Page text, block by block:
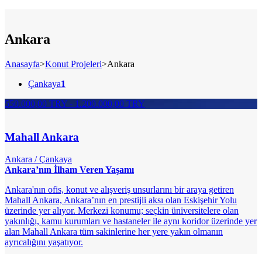
Ankara
Anasayfa>Konut Projeleri>Ankara
Çankaya1
550.000,00 TRY - 1.200.000,00 TRY
Mahall Ankara
Ankara / Çankaya
Ankara’nın İlham Veren Yaşamı
Ankara'nın ofis, konut ve alışveriş unsurlarını bir araya getiren
Mahall Ankara, Ankara’nın en prestijli aksı olan Eskişehir Yolu
üzerinde yer alıyor. Merkezi konumu; seçkin üniversitelere olan
yakınlığı, kamu kurumları ve hastaneler ile aynı koridor üzerinde yer
alan Mahall Ankara tüm sakinlerine her yere yakın olmanın
ayrıcalığını yaşatıyor.